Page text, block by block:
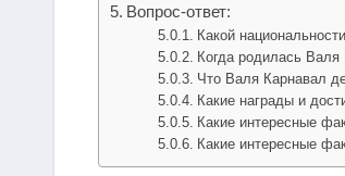
Вопрос-ответ:
Какой
Когда родилась Валя
Что Валя Карнавал
Какие награды и
Какие интересные
Какие интересные